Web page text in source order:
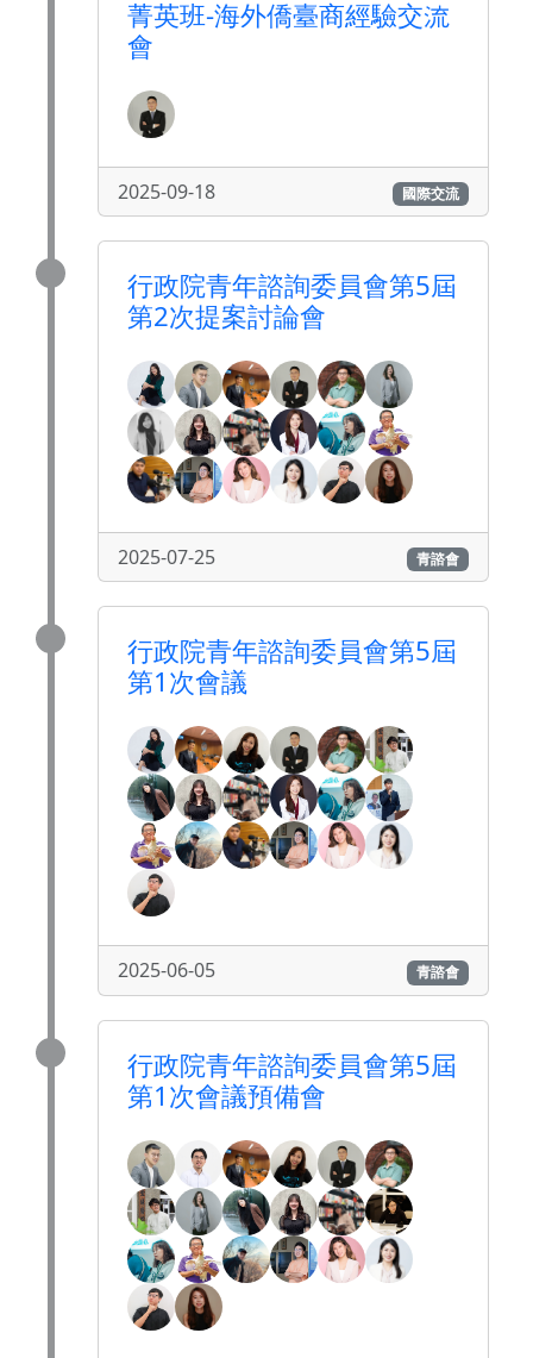
菁英班-海外僑臺商經驗交流
會
2025-09-18 國際交流
行政院青年諮詢委員會第5屆
第2次提案討論會
2025-07-25 青諮會
行政院青年諮詢委員會第5屆
第1次會議
2025-06-05 青諮會
行政院青年諮詢委員會第5屆
第1次會議預備會